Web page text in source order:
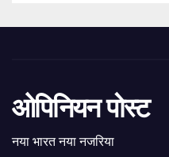
ओपिनियन पोस्ट
नया भारत नया नजरिया